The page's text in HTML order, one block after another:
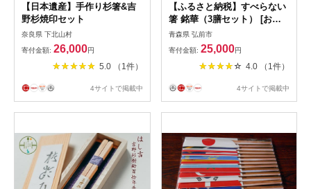
【日本遺産】手作り杉箸&吉
野杉焼印セット
奈良県 下北山村
寄付金額: 26,000円
5.0 （1件）
4サイトで掲載中
【ふるさと納税】すべらない
箸 銘華（3膳セット） [お箸
カトラリー セット セット品
はし 食器 箸 和食器]
青森県 弘前市
寄付金額: 25,000円
4.0 （1件）
4サイトで掲載中